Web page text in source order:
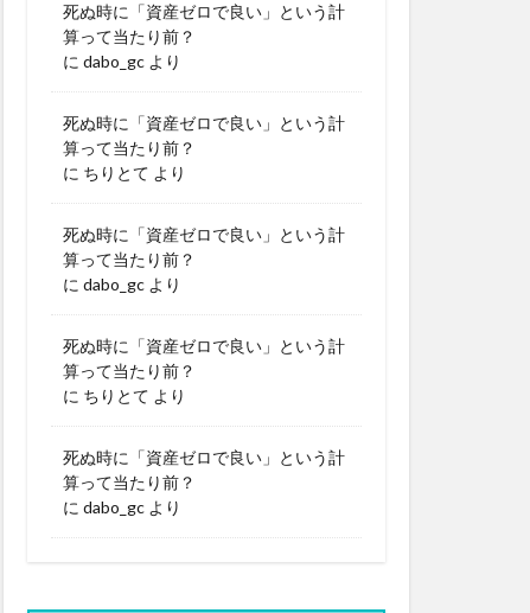
死ぬ時に「資産ゼロで良い」という計
算って当たり前？
に dabo_gc より
死ぬ時に「資産ゼロで良い」という計
算って当たり前？
に ちりとて より
死ぬ時に「資産ゼロで良い」という計
算って当たり前？
に dabo_gc より
死ぬ時に「資産ゼロで良い」という計
算って当たり前？
に ちりとて より
死ぬ時に「資産ゼロで良い」という計
算って当たり前？
に dabo_gc より